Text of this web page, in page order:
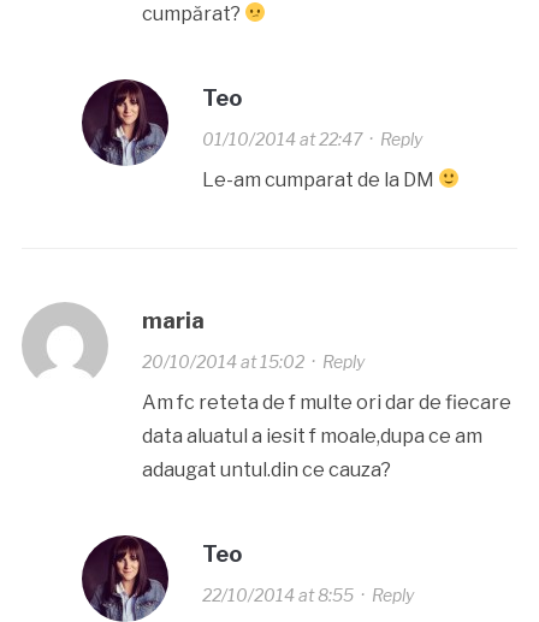
cumpărat?
Teo
01/10/2014 at 22:47· Reply
Le-am cumparat de la DM
maria
20/10/2014 at 15:02· Reply
Am fc reteta de f multe ori dar de fiecare
data aluatul a iesit f moale,dupa ce am
adaugat untul.din ce cauza?
Teo
22/10/2014 at 8:55· Reply